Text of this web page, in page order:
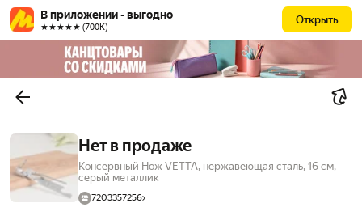
В приложении - выгодно
★★★★★ (700К)
Открыть
Нет в продаже
Консервный Нож VETTA, нержавеющая сталь, 16 см,
серый металлик
7203357256